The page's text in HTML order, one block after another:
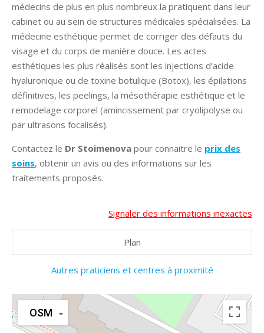
médecins de plus en plus nombreux la pratiquent dans leur
cabinet ou au sein de structures médicales spécialisées. La
médecine esthétique permet de corriger des défauts du
visage et du corps de manière douce. Les actes
esthétiques les plus réalisés sont les injections d’acide
hyaluronique ou de toxine botulique (Botox), les épilations
définitives, les peelings, la mésothérapie esthétique et le
remodelage corporel (amincissement par cryolipolyse ou
par ultrasons focalisés).
Contactez le Dr Stoimenova pour connaitre le prix des
soins, obtenir un avis ou des informations sur les
traitements proposés.
Signaler des informations inexactes
Plan
Autres praticiens et centres à proximité
OSM